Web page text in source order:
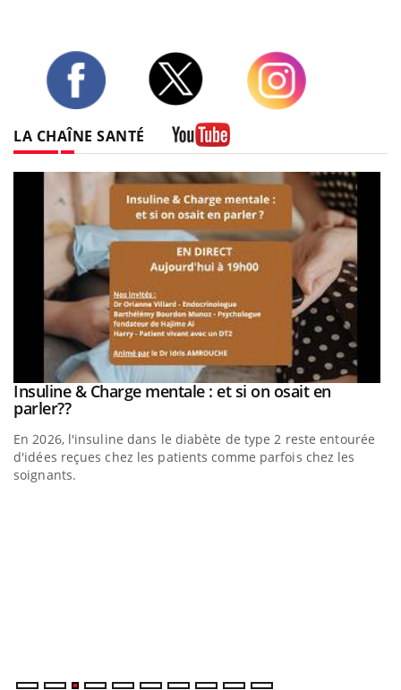
LA CHAÎNE SANTÉ
Youtube
Insuline & Charge mentale : et si on osait en
parler??Youtube
En 2026, l'insuline dans le diabète de type 2 reste entourée
d'idées reçues chez les patients comme parfois chez les
soignants.